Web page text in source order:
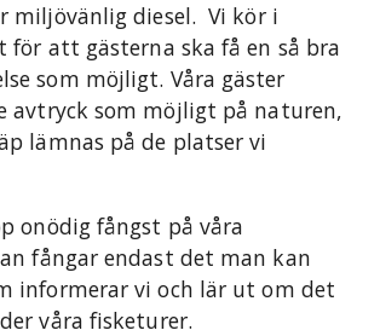
miljövänlig diesel. Vi kör i
för att gästerna ska få en så bra
som möjligt. Våra gäster
avtryck som möjligt på naturen,
lämnas på de platser vi
onödig fångst på våra
fångar endast det man kan
informerar vi och lär ut om det
våra fisketurer.